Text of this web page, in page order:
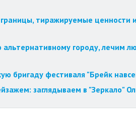
тиражируемые ценности
городу, лечим
бригаду фестиваля "Брейк
заглядываем в "Зеркало"